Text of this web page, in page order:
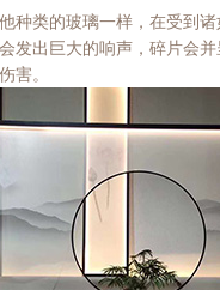
种类的玻璃一样，在受到
发出巨大的响声，碎片会
害。